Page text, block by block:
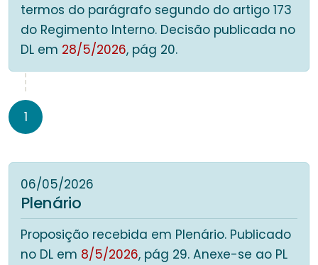
termos do parágrafo segundo do artigo 173
do Regimento Interno. Decisão publicada no
DL em 28/5/2026, pág 20.
1
06/05/2026
Plenário
Proposição recebida em Plenário. Publicado
no DL em 8/5/2026, pág 29. Anexe-se ao PL